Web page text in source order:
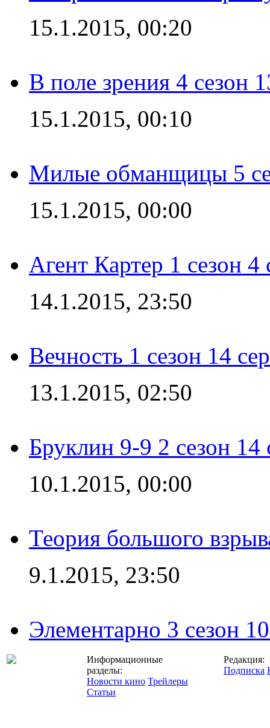
15.1.2015, 00:20
В поле зрения 4 сезон
15.1.2015, 00:10
Милые обманщицы 5
15.1.2015, 00:00
Агент Картер 1 сезон 4
14.1.2015, 23:50
Вечность 1 сезон 14
13.1.2015, 02:50
Бруклин 9-9 2 сезон 14
10.1.2015, 00:00
Теория большого
9.1.2015, 23:50
Элементарно 3 сезон
Информационные
разделы:
Новости кино Трейлеры
Статьи
Редакция:
Подписка